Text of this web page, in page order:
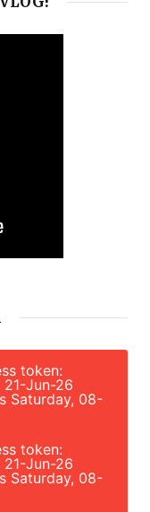
token:
21-Jun-26
Saturday, 08-
token:
21-Jun-26
Saturday, 08-